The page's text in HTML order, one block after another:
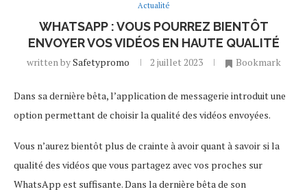
Actualité
WHATSAPP : VOUS POURREZ BIENTÔT
ENVOYER VOS VIDÉOS EN HAUTE QUALITÉ
written bySafetypromo 2 juillet 2023 Bookmark
Dans sa dernière bêta, l’application de messagerie introduit une
option permettant de choisir la qualité des vidéos envoyées.
Vous n’aurez bientôt plus de crainte à avoir quant à savoir si la
qualité des vidéos que vous partagez avec vos proches sur
WhatsApp est suffisante. Dans la dernière bêta de son